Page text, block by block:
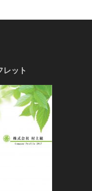
レット